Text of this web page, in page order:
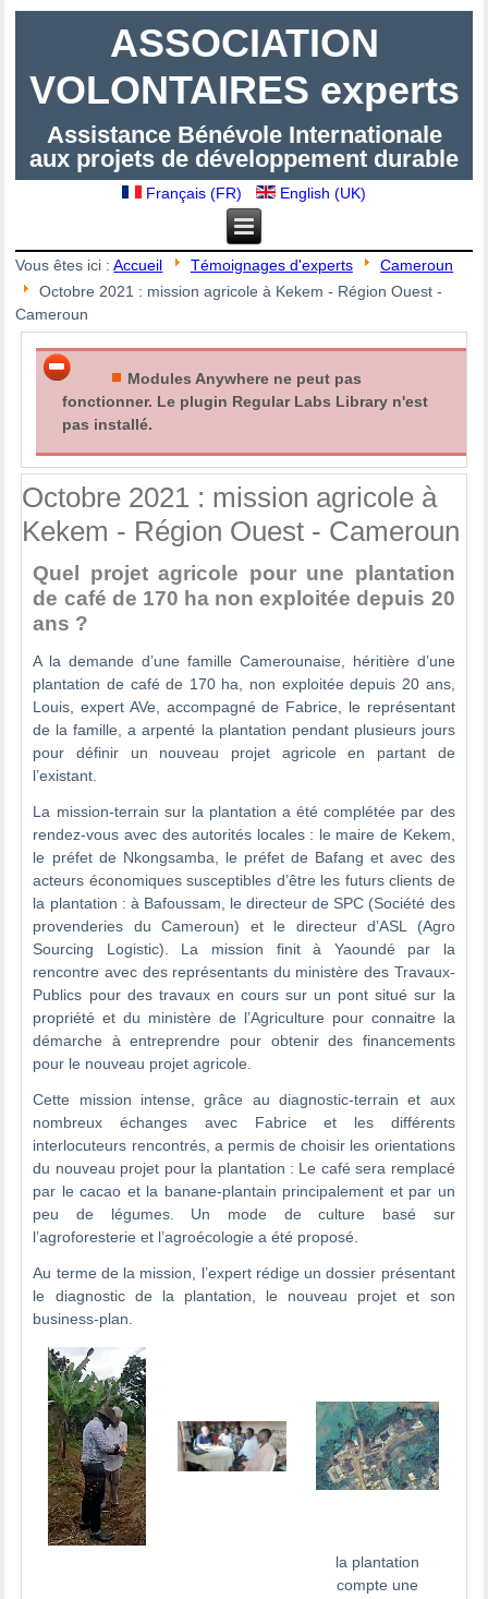
ASSOCIATION
VOLONTAIRES experts
Assistance Bénévole Internationale
aux projets de développement durable
Français (FR) English (UK)
Vous êtes ici :Accueil Témoignages d'experts
Cameroun
Octobre 2021 : mission agricole à Kekem - Région Ouest -
Cameroun
Modules Anywhere ne peut pas
fonctionner. Le plugin Regular Labs Library n'est
pas installé.
Octobre 2021 : mission agricole à
Kekem - Région Ouest - Cameroun
Quel projet agricole pour une plantation
de café de 170 ha non exploitée depuis 20
ans ?
A la demande d’une famille Camerounaise, héritière d’une
plantation de café de 170 ha, non exploitée depuis 20 ans,
Louis, expert AVe, accompagné de Fabrice, le représentant
de la famille, a arpenté la plantation pendant plusieurs jours
pour définir un nouveau projet agricole en partant de
l’existant.
La mission-terrain sur la plantation a été complétée par des
rendez-vous avec des autorités locales : le maire de Kekem,
le préfet de Nkongsamba, le préfet de Bafang et avec des
acteurs économiques susceptibles d’être les futurs clients de
la plantation : à Bafoussam, le directeur de SPC (Société des
provenderies du Cameroun) et le directeur d’ASL (Agro
Sourcing Logistic). La mission finit à Yaoundé par la
rencontre avec des représentants du ministère des Travaux-
Publics pour des travaux en cours sur un pont situé sur la
propriété et du ministère de l’Agriculture pour connaitre la
démarche à entreprendre pour obtenir des financements
pour le nouveau projet agricole.
Cette mission intense, grâce au diagnostic-terrain et aux
nombreux échanges avec Fabrice et les différents
interlocuteurs rencontrés, a permis de choisir les orientations
du nouveau projet pour la plantation : Le café sera remplacé
par le cacao et la banane-plantain principalement et par un
peu de légumes. Un mode de culture basé sur
l’agroforesterie et l’agroécologie a été proposé.
Au terme de la mission, l’expert rédige un dossier présentant
le diagnostic de la plantation, le nouveau projet et son
business-plan.
la plantation
compte une